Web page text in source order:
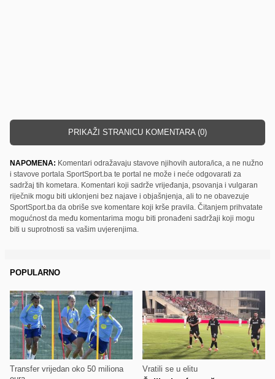
PRIKAŽI STRANICU KOMENTARA (0)
NAPOMENA: Komentari odražavaju stavove njihovih autora/ica, a ne nužno
i stavove portala SportSport.ba te portal ne može i neće odgovarati za
sadržaj tih kometara. Komentari koji sadrže vrijeđanja, psovanja i vulgaran
riječnik mogu biti uklonjeni bez najave i objašnjenja, ali to ne obavezuje
SportSport.ba da obriše sve komentare koji krše pravila. Čitanjem prihvatate
mogućnost da među komentarima mogu biti pronađeni sadržaji koji mogu
biti u suprotnosti sa vašim uvjerenjima.
POPULARNO
Transfer vrijedan oko 50 miliona
Vratili se u elitu